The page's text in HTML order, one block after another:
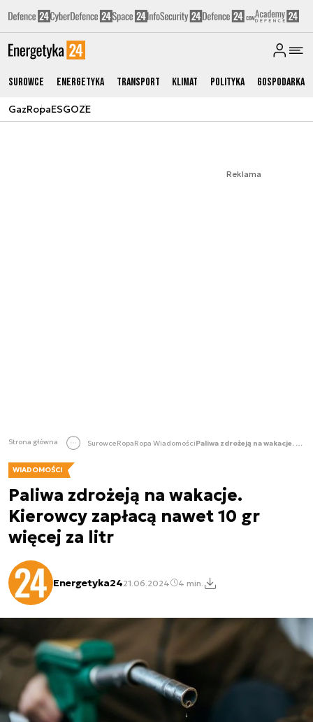
Surowce Energetyka Transport Klimat Polityka Gospodarka
GazRopaESGOZE
Reklama
Strona główna SurowceRopaRopa Wiadomości Paliwa zdrożeją na wakacje. Kierowcy zapłacą nawet 10 gr więcej za litr
WIADOMOŚCI
Paliwa zdrożeją na wakacje.
Kierowcy zapłacą nawet 10 gr
więcej za litr
Energetyka2421.06.2024 4 min.